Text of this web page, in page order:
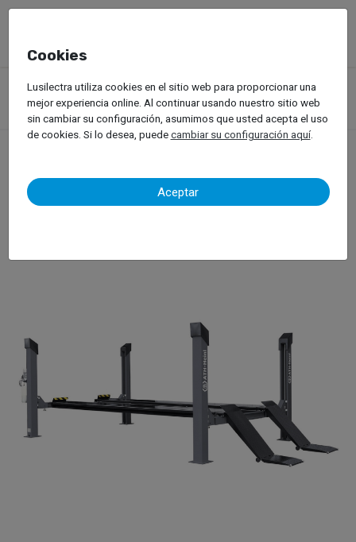
Productos Equipos de Taller
Elevadores Automóviles
Elevadores para Vehiculos Ligeros
Elevadores de Cuatro Columnas
ATH – 4.55
ATH – 4.55
Cookies
Lusilectra utiliza cookies en el sitio web para proporcionar una
mejor experiencia online. Al continuar usando nuestro sitio web
sin cambiar su configuración, asumimos que usted acepta el uso
de cookies. Si lo desea, puedecambiar su configuración aquí.
Aceptar